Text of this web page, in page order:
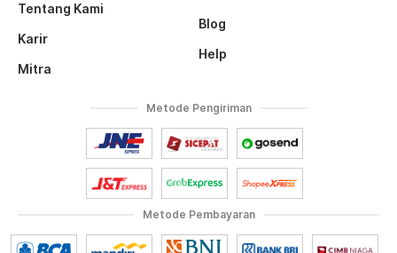
Tentang Kami
Karir
Mitra
Blog
Help
Metode Pembayaran
Metode Pengiriman